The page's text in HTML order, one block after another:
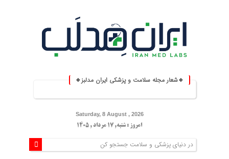
🔹شعار مجله سلامت و پزشکی ایران مدلبز🔹
Saturday, 8 August , 2026
امروز : شنبه, ۱۷ مرداد , ۱۴۰۵